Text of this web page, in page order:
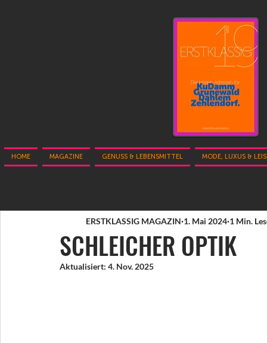
HOME MAGAZINE GENUSS & LEBENSMITTEL MODE, LUXUS &
SCHLEICHER OPTIK
ERSTKLASSIG MAGAZIN 1. Mai 2024 1 Min.
Aktualisiert: 4. Nov. 2025